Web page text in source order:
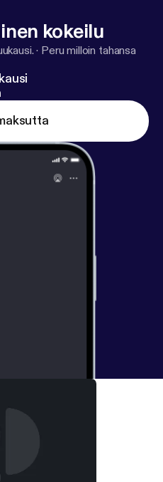
kokeilu
· Peru milloin tahansa